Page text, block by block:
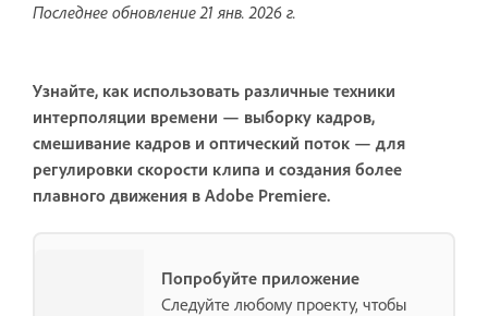
Последнее обновление21 янв. 2026 г.
Узнайте, как использовать различные техники
интерполяции времени — выборку кадров,
смешивание кадров и оптический поток — для
регулировки скорости клипа и создания более
плавного движения в Adobe Premiere.
Попробуйте приложение
Следуйте любому проекту, чтобы